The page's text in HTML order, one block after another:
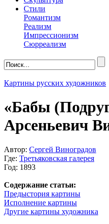
Стили
Романтизм
Реализм
Импрессионизм
Сюрреализм
Картины русских художников
«Бабы
Арсеньевич
Автор: Сергей Виноградов
Где: Третьяковская галерея
Год: 1893
Содержание статьи:
Предыстория картины
Исполнение картины
Другие картины художника